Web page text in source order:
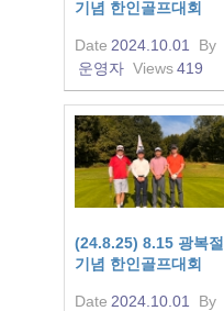
기념 한인골프대회
Date 2024.10.01
By
운영자 Views419
(24.8.25) 8.15 광복절
기념 한인골프대회
Date 2024.10.01
By